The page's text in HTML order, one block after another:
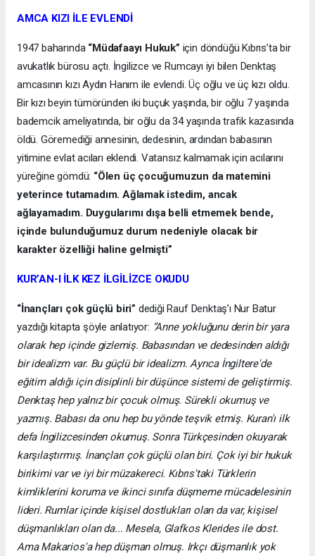
AMCA KIZI İLE EVLENDİ
1947 baharında “Müdafaayı Hukuk” için döndüğü Kıbrıs’ta bir
avukatlık bürosu açtı. İngilizce ve Rumcayı iyi bilen Denktaş
amcasının kızı Aydın Hanım ile evlendi. Üç oğlu ve üç kızı oldu.
Bir kızı beyin tümöründen iki buçuk yaşında, bir oğlu 7 yaşında
bademcik ameliyatında, bir oğlu da 34 yaşında trafik kazasında
öldü. Göremediği annesinin, dedesinin, ardından babasının
yitimine evlat acıları eklendi. Vatansız kalmamak için acılarını
yüreğine gömdü: “Ölen üç çocuğumuzun da matemini
yeterince tutamadım. Ağlamak istedim, ancak
ağlayamadım. Duygularımı dışa belli etmemek bende,
içinde bulunduğumuz durum nedeniyle olacak bir
karakter özelliği haline gelmişti”
KUR’AN-I İLK KEZ İLGİLİZCE OKUDU
“İnançları çok güçlü biri” dediği Rauf Denktaş’ı Nur Batur
yazdığı kitapta şöyle anlatıyor: “Anne yokluğunu derin bir yara
olarak hep içinde gizlemiş. Babasından ve dedesinden aldığı
bir idealizm var. Bu güçlü bir idealizm. Ayrıca İngiltere'de
eğitim aldığı için disiplinli bir düşünce sistemi de geliştirmiş.
Denktaş hep yalnız bir çocuk olmuş. Sürekli okumuş ve
yazmış. Babası da onu hep bu yönde teşvik etmiş. Kuran'ı ilk
defa İngilizcesinden okumuş. Sonra Türkçesinden okuyarak
karşılaştırmış. İnançları çok güçlü olan biri. Çok iyi bir hukuk
birikimi var ve iyi bir müzakereci. Kıbrıs'taki Türklerin
kimliklerini koruma ve ikinci sınıfa düşmeme mücadelesinin
lideri. Rumlar içinde kişisel dostlukları olan da var, kişisel
düşmanlıkları olan da... Mesela, Glafkos Klerides ile dost.
Ama Makarios'a hep düşman olmuş. Irkçı düşmanlık yok